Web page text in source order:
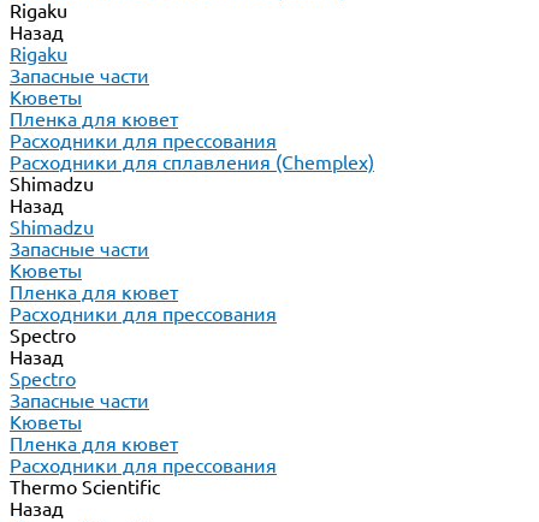
Rigaku
Назад
Rigaku
Запасные части
Кюветы
Пленка для кювет
Расходники для прессования
Расходники для сплавления (Chemplex)
Shimadzu
Назад
Shimadzu
Запасные части
Кюветы
Пленка для кювет
Расходники для прессования
Spectro
Назад
Spectro
Запасные части
Кюветы
Пленка для кювет
Расходники для прессования
Thermo Scientific
Назад